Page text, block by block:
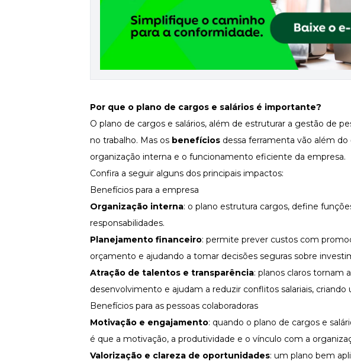
Por que o plano de cargos e salários é importante?
O plano de cargos e salários, além de estruturar a gestão de
no trabalho. Mas os benefícios dessa ferramenta vão além do
organização interna e o funcionamento eficiente da empresa.
Confira a seguir alguns dos principais impactos:
Benefícios para a empresa
Organização interna: o plano estrutura cargos, define
responsabilidades.
Planejamento financeiro: permite prever custos com
orçamento e ajudando a tomar decisões seguras sobre
Atração de talentos e transparência: planos claros tornam
desenvolvimento e ajudam a reduzir conflitos salariais, criando
Benefícios para as pessoas colaboradoras
Motivação e engajamento: quando o plano de cargos e
é que a motivação, a produtividade e o vínculo com a
Valorização e clareza de oportunidades: um plano bem